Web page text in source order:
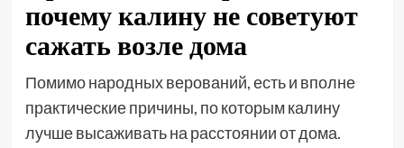
почему калину не советуют
сажать возле дома
Помимо народных верований, есть и вполне
практические причины, по которым калину
лучше высаживать на расстоянии от дома.